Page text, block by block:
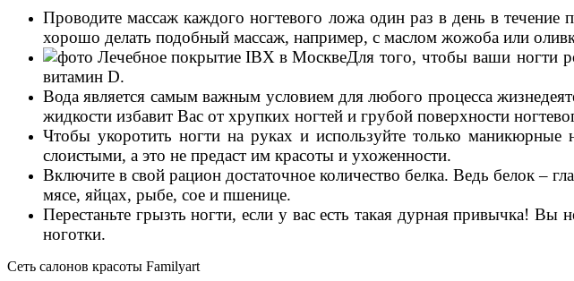
Проводите массаж каждого ногтевого ложа один раз в день в
хорошо делать подобный массаж, например, с маслом жожоба или
Для того, чтобы ваши ногти
витамин D.
Вода является самым важным условием для любого процесса
жидкости избавит Вас от хрупких ногтей и грубой поверхности
Чтобы укоротить ногти на руках и используйте только
слоистыми, а это не предаст им красоты и ухоженности.
Включите в свой рацион достаточное количество белка. Ведь белок –
мясе, яйцах, рыбе, сое и пшенице.
Перестаньте грызть ногти, если у вас есть такая дурная привычка!
ноготки.
Сеть салонов красоты Familyart